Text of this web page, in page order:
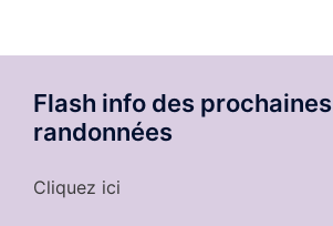
Flash info des prochaines
randonnées
Cliquez ici